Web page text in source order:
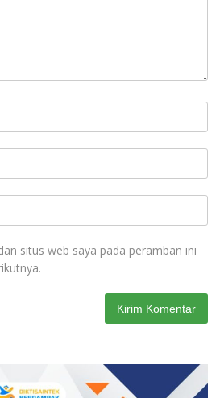
situs web saya pada peramban ini